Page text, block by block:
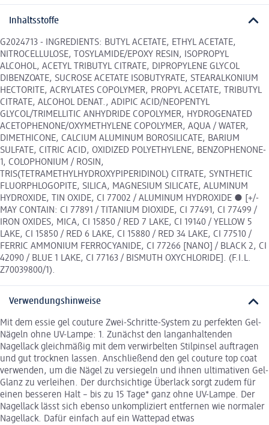
Inhaltsstoffe
G2024713 - INGREDIENTS: BUTYL ACETATE, ETHYL ACETATE,
NITROCELLULOSE, TOSYLAMIDE/EPOXY RESIN, ISOPROPYL
ALCOHOL, ACETYL TRIBUTYL CITRATE, DIPROPYLENE GLYCOL
DIBENZOATE, SUCROSE ACETATE ISOBUTYRATE, STEARALKONIUM
HECTORITE, ACRYLATES COPOLYMER, PROPYL ACETATE, TRIBUTYL
CITRATE, ALCOHOL DENAT., ADIPIC ACID/NEOPENTYL
GLYCOL/TRIMELLITIC ANHYDRIDE COPOLYMER, HYDROGENATED
ACETOPHENONE/OXYMETHYLENE COPOLYMER, AQUA / WATER,
DIMETHICONE, CALCIUM ALUMINUM BOROSILICATE, BARIUM
SULFATE, CITRIC ACID, OXIDIZED POLYETHYLENE, BENZOPHENONE-
1, COLOPHONIUM / ROSIN,
TRIS(TETRAMETHYLHYDROXYPIPERIDINOL) CITRATE, SYNTHETIC
FLUORPHLOGOPITE, SILICA, MAGNESIUM SILICATE, ALUMINUM
HYDROXIDE, TIN OXIDE, CI 77002 / ALUMINUM HYDROXIDE ● [+/-
MAY CONTAIN: CI 77891 / TITANIUM DIOXIDE, CI 77491, CI 77499 /
IRON OXIDES, MICA, CI 15850 / RED 7 LAKE, CI 19140 / YELLOW 5
LAKE, CI 15850 / RED 6 LAKE, CI 15880 / RED 34 LAKE, CI 77510 /
FERRIC AMMONIUM FERROCYANIDE, CI 77266 [NANO] / BLACK 2, CI
42090 / BLUE 1 LAKE, CI 77163 / BISMUTH OXYCHLORIDE]. (F.I.L.
Z70039800/1).
Verwendungshinweise
Mit dem essie gel couture Zwei-Schritte-System zu perfekten Gel-
Nägeln ohne UV-Lampe: 1. Zunächst den langanhaltenden
Nagellack gleichmäßig mit dem verwirbelten Stilpinsel auftragen
und gut trocknen lassen. Anschließend den gel couture top coat
verwenden, um die Nägel zu versiegeln und ihnen ultimativen Gel-
Glanz zu verleihen. Der durchsichtige Überlack sorgt zudem für
einen besseren Halt – bis zu 15 Tage* ganz ohne UV-Lampe. Der
Nagellack lässt sich ebenso unkompliziert entfernen wie normaler
Nagellack. Dafür einfach auf ein Wattepad etwas